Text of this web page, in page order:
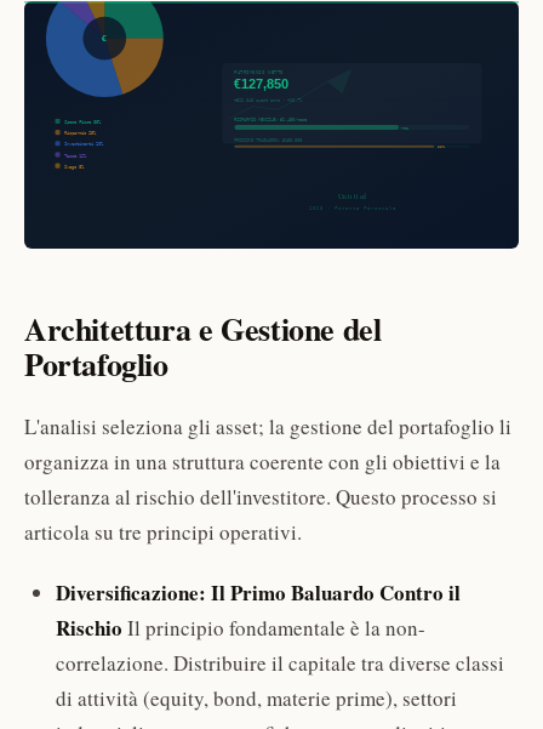
Architettura e Gestione del
Portafoglio
L'analisi seleziona gli asset; la gestione del portafoglio li
organizza in una struttura coerente con gli obiettivi e la
tolleranza al rischio dell'investitore. Questo processo si
articola su tre principi operativi.
Diversificazione: Il Primo Baluardo Contro il
Rischio Il principio fondamentale è la non-
correlazione. Distribuire il capitale tra diverse classi
di attività (equity, bond, materie prime), settori